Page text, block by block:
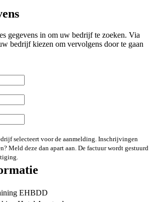
gegevens in om uw bedrijf te zoeken. Via
bedrijf kiezen om vervolgens door te gaan
selecteert voor de aanmelding. Inschrijvingen
Meld deze dan apart aan. De factuur wordt gestuurd
EHBDD